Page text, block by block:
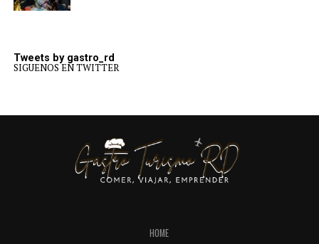
Tweets by gastro_rd
SIGUENOS EN TWITTER
HOME